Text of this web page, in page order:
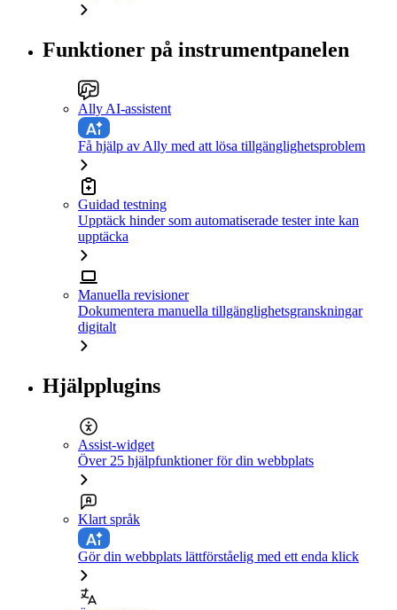
Funktioner på instrumentpanelen
Ally AI-assistent
Få hjälp av Ally med att lösa tillgänglighetsproblem
Guidad testning
Upptäck hinder som automatiserade tester inte kan
upptäcka
Manuella revisioner
Dokumentera manuella tillgänglighetsgranskningar
digitalt
Hjälpplugins
Assist-widget
Över 25 hjälpfunktioner för din webbplats
Klart språk
Gör din webbplats lättförståelig med ett enda klick